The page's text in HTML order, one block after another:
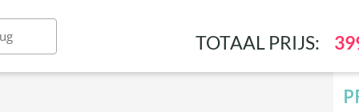
TOTAAL PRIJS: